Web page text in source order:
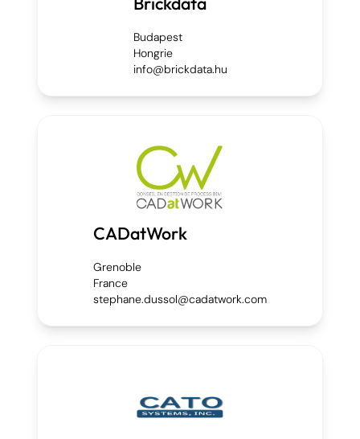
Budapest
Hongrie
info@brickdata.hu
CADatWork
Grenoble
France
stephane.dussol@cadatwork.com